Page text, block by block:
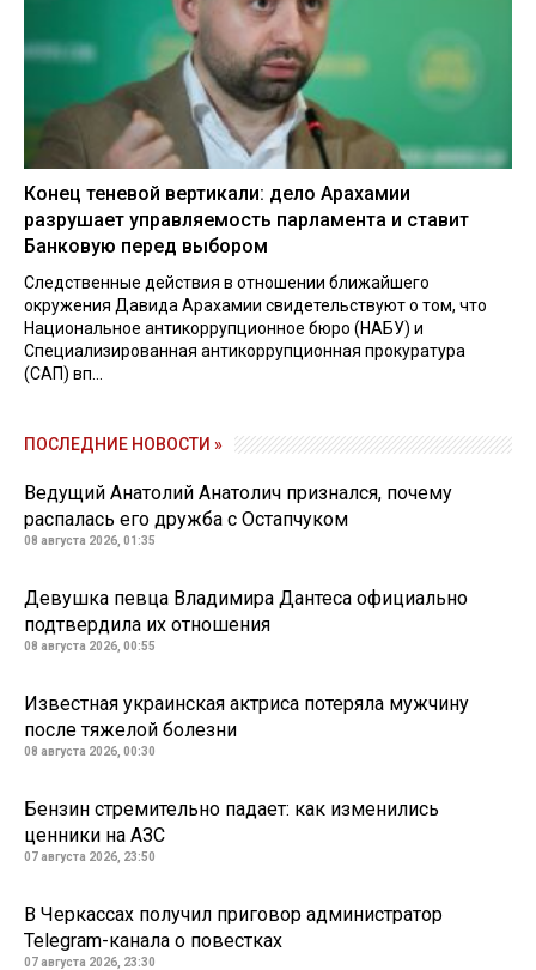
Конец теневой вертикали: дело Арахамии
разрушает управляемость парламента и ставит
Банковую перед выбором
Следственные действия в отношении ближайшего
окружения Давида Арахамии свидетельствуют о том, что
Национальное антикоррупционное бюро (НАБУ) и
Специализированная антикоррупционная прокуратура
(САП) вп...
ПОСЛЕДНИЕ НОВОСТИ »
Ведущий Анатолий Анатолич признался, почему
распалась его дружба с Остапчуком
08 августа 2026, 01:35
Девушка певца Владимира Дантеса официально
подтвердила их отношения
08 августа 2026, 00:55
Известная украинская актриса потеряла мужчину
после тяжелой болезни
08 августа 2026, 00:30
Бензин стремительно падает: как изменились
ценники на АЗС
07 августа 2026, 23:50
В Черкассах получил приговор администратор
Telegram-канала о повестках
07 августа 2026, 23:30